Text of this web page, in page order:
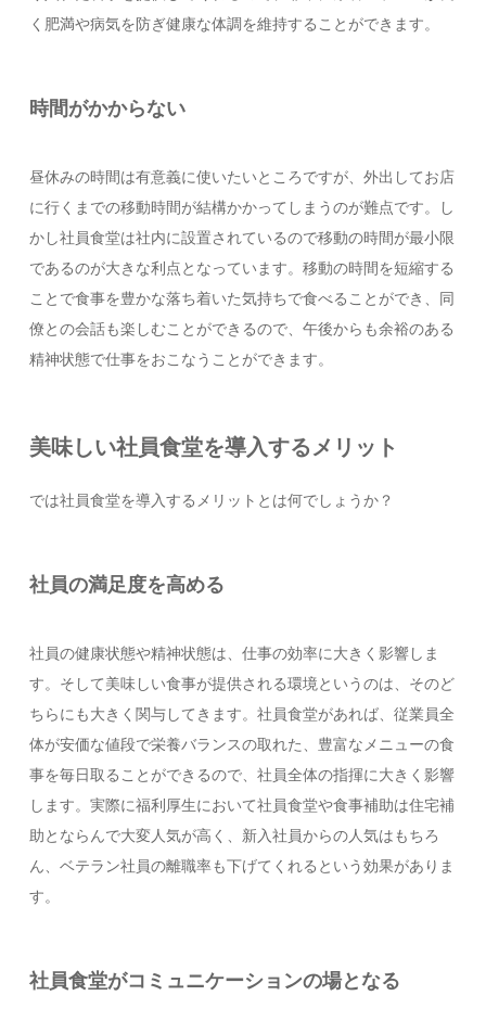
く肥満や病気を防ぎ健康な体調を維持することができます。
時間がかからない
昼休みの時間は有意義に使いたいところですが、外出してお店
に行くまでの移動時間が結構かかってしまうのが難点です。し
かし社員食堂は社内に設置されているので移動の時間が最小限
であるのが大きな利点となっています。移動の時間を短縮する
ことで食事を豊かな落ち着いた気持ちで食べることができ、同
僚との会話も楽しむことができるので、午後からも余裕のある
精神状態で仕事をおこなうことができます。
美味しい社員食堂を導入するメリット
では社員食堂を導入するメリットとは何でしょうか？
社員の満足度を高める
社員の健康状態や精神状態は、仕事の効率に大きく影響しま
す。そして美味しい食事が提供される環境というのは、そのど
ちらにも大きく関与してきます。社員食堂があれば、従業員全
体が安価な値段で栄養バランスの取れた、豊富なメニューの食
事を毎日取ることができるので、社員全体の指揮に大きく影響
します。実際に福利厚生において社員食堂や食事補助は住宅補
助とならんで大変人気が高く、新入社員からの人気はもちろ
ん、ベテラン社員の離職率も下げてくれるという効果がありま
す。
社員食堂がコミュニケーションの場となる